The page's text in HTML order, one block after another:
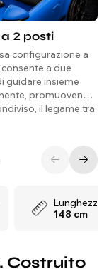
2 posti
configurazione a
a due
guidare insieme
promuovendo
il legame tra
combinato
kg.
Lunghezza
148 cm
Costruito